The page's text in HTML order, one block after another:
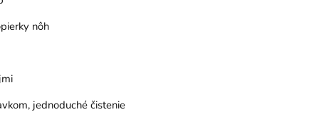
nôh
jednoduché čistenie